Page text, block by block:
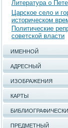
Литература о
Царское село и
историческом
Политические
советской власти
ИМЕННОЙ
АДРЕСНЫЙ
ИЗОБРАЖЕНИЯ
КАРТЫ
ПРЕДМЕТНЫЙ